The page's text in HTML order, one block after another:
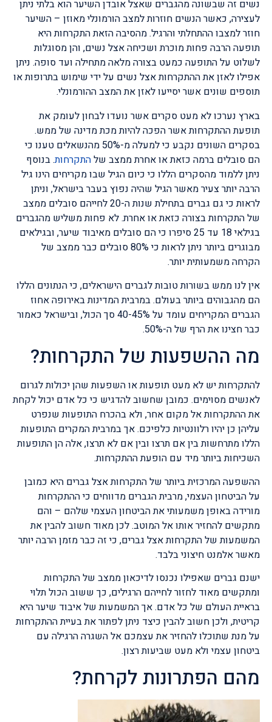
נשים זה שבשונה מהגברים שאצל אובדן השיער הוא בלתי ניתן
לעצירה, כאשר הנשים חוזרות למצב הורמונלי מאוזן – השיער
חוזר למצבו ההתחלתי והרגיל. מהסיבה הזאת התקרחות היא
תופעה הרבה פחות מוכרת ושכיחה אצל נשים, והן מסוגלות
לשלוט על התופעה כמעט בצורה מלאה מתחילה ועד סופה. ניתן
אפילו לאזן את ההתקרחות אצל נשים על ידי שימוש בתרופות או
תוספים שונים אשר יסייעו לאזן את המצב ההורמונלי.
בארץ נערכו לא מעט סקרים אשר נועדו לבחון לעומק את
תופעת ההתקרחות אשר הפכה להיות מכת מדינה של ממש.
בסקרים השונים נקבע כי למעלה מ-50% מהנשאלים טענו כי
הם סובלים ברמה כזאת או אחרת ממצב שלהתקרחות. בנוסף
ניתן ללמוד מהסקרים הללו כי כיום הגיל שבו מקריחים הינו גיל
הרבה יותר צעיר מאשר הגיל שהיה נפוץ בעבר בישראל, וניתן
לראות כי גם גברים בתחילת שנות ה-20 לחייהם סובלים ממצב
של התקרחות בצורה כזאת או אחרת. לא פחות משליש מהגברים
בגילאי 18 עד 25 סיפרו כי הם סובלים מאיבוד שיער, ובגילאים
מבוגרים ביותר ניתן לראות כי 80% סובלים כבר ממצב של
הקרחה משמעותית יותר.
אין לנו ממש בשורות טובות לגברים הישראלים, כי הנתונים הללו
הם מהגבוהים ביותר בעולם. במרבית המדינות באירופה אחוז
הגברים המקריחים עומד על 40-45% סך הכול, ובישראל כאמור
כבר חצינו את הרף של ה-50%.
מה ההשפעות של התקרחות?
להתקרחות יש לא מעט תופעות או השפעות שהן יכולות לגרום
לאנשים מסוימים. כמובן שחשוב להדגיש כי כל אדם יכול לקחת
את ההתקרחות אל מקום אחר, ולא בהכרח התופעות שנפרט
עליהן כן יהיו רלוונטיות כלפיכם. אך במרבית המקרים התופעות
הללו מתרחשות בין אם תרצו ובין אם לא תרצו, אלה הן התופעות
השכיחות ביותר מיד עם הופעת ההתקרחות.
ההשפעה המרכזית ביותר של התקרחות אצל גברים היא כמובן
על הביטחון העצמי, מרבית הגברים מדווחים כי ההתקרחות
מורידה באופן משמעותי את הביטחון העצמי שלהם – והם
מתקשים להחזיר אותו אל המוטב. לכן מאוד חשוב להבין את
המשמעות של התקרחות אצל גברים, כי זה כבר מזמן הרבה יותר
מאשר אלמנט חיצוני בלבד.
ישנם גברים שאפילו נכנסו לדיכאון ממצב של התקרחות
ומתקשים מאוד לחזור לחייהם הרגילים, כך ששוב הכול תלוי
בראיית העולם של כל אדם. אך המשמעות של איבוד שיער היא
קריטית, ולכן חשוב להבין כיצד ניתן לפתור את בעיית ההתקרחות
על מנת שתוכלו להחזיר את עצמכם אל השגרה הרגילה עם
ביטחון עצמי ולא מעט שביעות רצון.
מהם הפתרונות לקרחת?